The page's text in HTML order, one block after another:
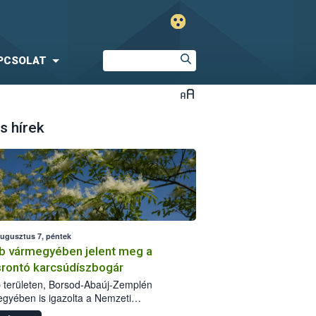
hírek
7, péntek
vármegyében jelent meg a
karcsúdíszbogár
területen, Borsod-Abaúj-Zemplén
is igazolta a Nemzeti
biztonsági Hivatal (Nébih) a